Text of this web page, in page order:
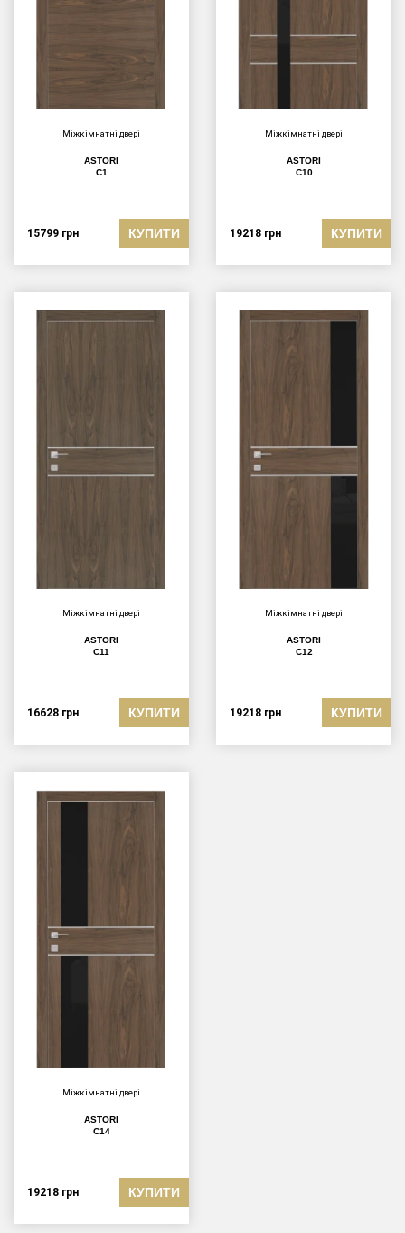
Міжкімнатні двері
ASTORI
C1
15799 грн КУПИТИ
Міжкімнатні двері
ASTORI
C10
19218 грн КУПИТИ
Міжкімнатні двері
ASTORI
C11
16628 грн КУПИТИ
Міжкімнатні двері
ASTORI
C12
19218 грн КУПИТИ
Міжкімнатні двері
ASTORI
C14
19218 грн КУПИТИ